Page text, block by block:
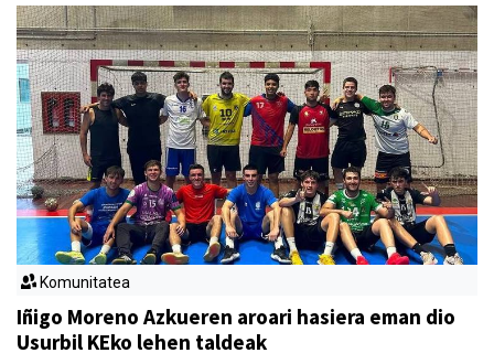
Komunitatea
Iñigo Moreno Azkueren aroari hasiera eman dio
Usurbil KEko lehen taldeak